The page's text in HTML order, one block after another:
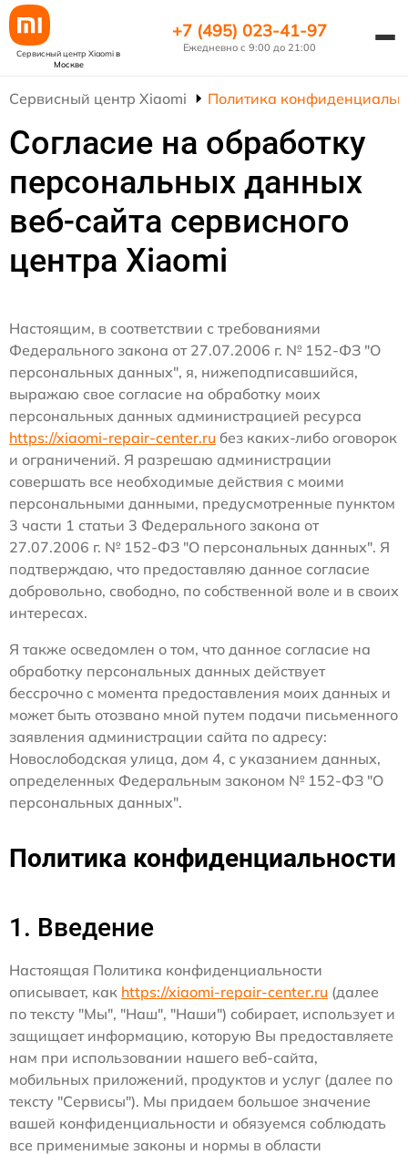
Сервисный центр Xiaomiв
Москве
+7 (495) 023-41-97
Ежедневно с 9:00 до 21:00
Сервисный центр Xiaomi Политика
Согласие на обработку
персональных данных
веб-сайта сервисного
центра Xiaomi
Настоящим, в соответствии с требованиями
Федерального закона от 27.07.2006 г. № 152-ФЗ "О
персональных данных", я, нижеподписавшийся,
выражаю свое согласие на обработку моих
персональных данных администрацией ресурса
https://xiaomi-repair-center.ru без каких-либо оговорок
и ограничений. Я разрешаю администрации
совершать все необходимые действия с моими
персональными данными, предусмотренные пунктом
3 части 1 статьи 3 Федерального закона от
27.07.2006 г. № 152-ФЗ "О персональных данных". Я
подтверждаю, что предоставляю данное согласие
добровольно, свободно, по собственной воле и в своих
интересах.
Я также осведомлен о том, что данное согласие на
обработку персональных данных действует
бессрочно с момента предоставления моих данных и
может быть отозвано мной путем подачи письменного
заявления администрации сайта по адресу:
Новослободская улица, дом 4, с указанием данных,
определенных Федеральным законом № 152-ФЗ "О
персональных данных".
Политика конфиденциальности
1. Введение
Настоящая Политика конфиденциальности
описывает, как https://xiaomi-repair-center.ru (далее
по тексту "Мы", "Наш", "Наши") собирает, использует и
защищает информацию, которую Вы предоставляете
нам при использовании нашего веб-сайта,
мобильных приложений, продуктов и услуг (далее по
тексту "Сервисы"). Мы придаем большое значение
вашей конфиденциальности и обязуемся соблюдать
все применимые законы и нормы в области